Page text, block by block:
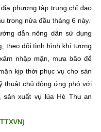
phương tập trung chỉ đạo
trong nửa đầu tháng 6 này.
dẫn nông dân sử dụng
theo dõi tình hình khí tượng
nhập mặn, mưa bão để
kịp thời phục vụ cho sản
thuật chủ động ứng phó với
sản xuất vụ lúa Hè Thu an